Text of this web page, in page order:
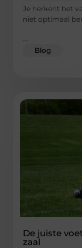
Je herkent het
niet optimaal
Blog
De juiste
zaal